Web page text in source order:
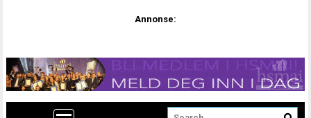
Annonse: